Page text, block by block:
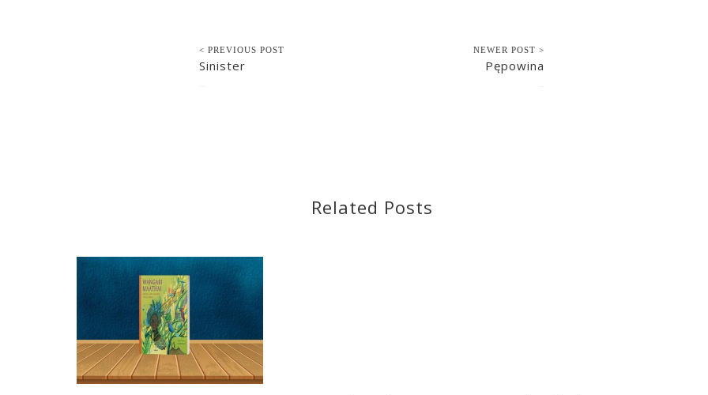
< PREVIOUS POST
Sinister
NEWER POST >
Pępowina
Related Posts